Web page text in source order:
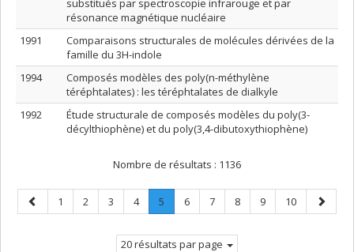
substitués par spectroscopie infrarouge et par
résonance magnétique nucléaire
1991
Comparaisons structurales de molécules dérivées de la
famille du 3H-indole
1994
Composés modèles des poly(n-méthylène
téréphtalates) : les téréphtalates de dialkyle
1992
Étude structurale de composés modèles du poly(3-
décylthiophène) et du poly(3,4-dibutoxythiophène)
Nombre de résultats : 1136
Page
précédente
Page
1 Page
2 Page
3 Page
4 Page
5
Page
Page
6 Page
7 Page
8 Page
9 Page
10
Page
20 résultats par page